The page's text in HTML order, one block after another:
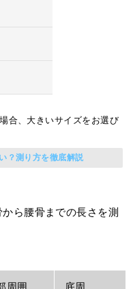
合、大きいサイズをお選び
？測り方を徹底解説
ら腰骨までの長さを測